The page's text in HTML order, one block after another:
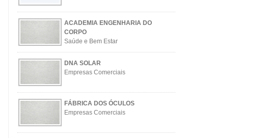
ACADEMIA ENGENHARIA DO
CORPO
Saúde e Bem Estar
DNA SOLAR
Empresas Comerciais
FÁBRICA DOS ÓCULOS
Empresas Comerciais